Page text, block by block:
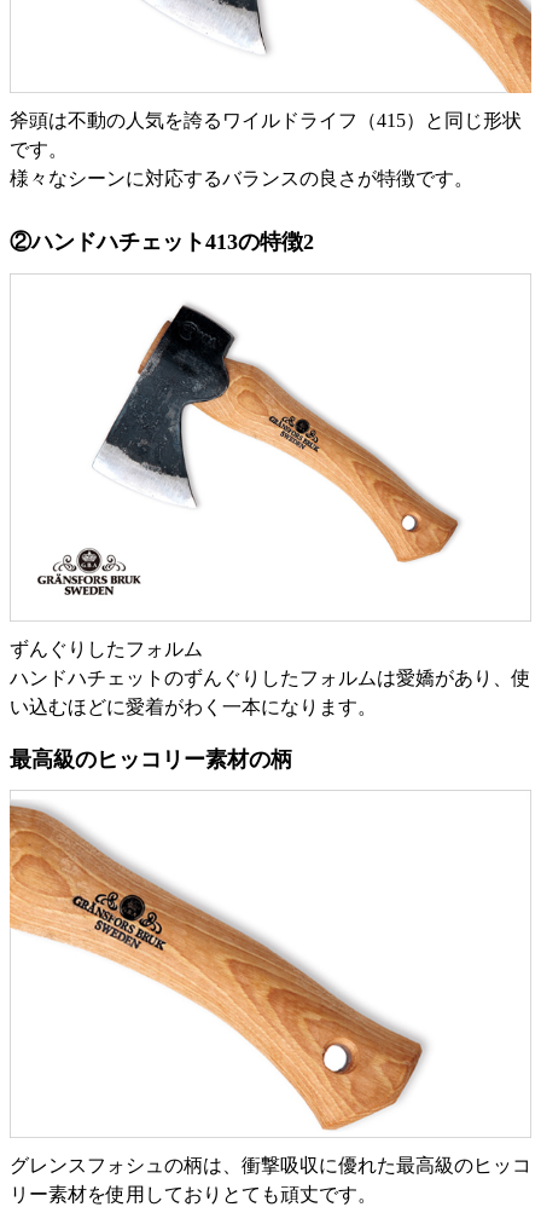
斧頭は不動の人気を誇るワイルドライフ（415）と同じ形状
です。
様々なシーンに対応するバランスの良さが特徴です。
②ハンドハチェット413の特徴2
ずんぐりしたフォルム
ハンドハチェットのずんぐりしたフォルムは愛嬌があり、使
い込むほどに愛着がわく一本になります。
最高級のヒッコリー素材の柄
グレンスフォシュの柄は、衝撃吸収に優れた最高級のヒッコ
リー素材を使用しておりとても頑丈です。